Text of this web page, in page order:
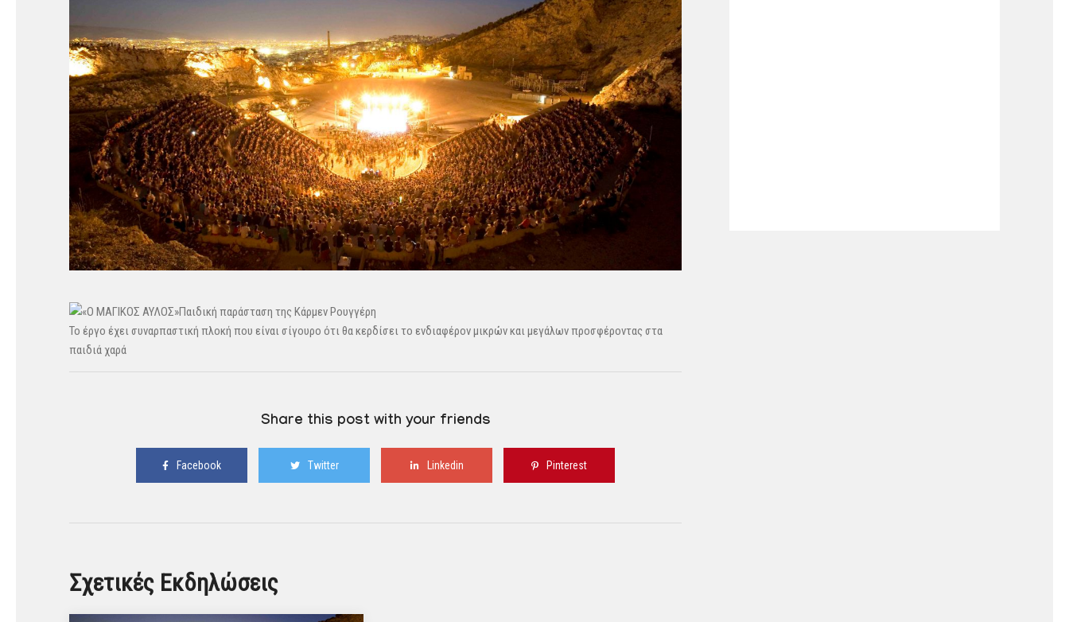
Παιδική παράσταση της Κάρμεν Ρουγγέρη
Το έργο έχει συναρπαστική πλοκή που είναι σίγουρο ότι θα κερδίσει το ενδιαφέρον μικρών και μεγάλων προσφέροντας στα
παιδιά χαρά
Share this post with your friends
Facebook Twitter Linkedin Pinterest
Σχετικές Εκδηλώσεις